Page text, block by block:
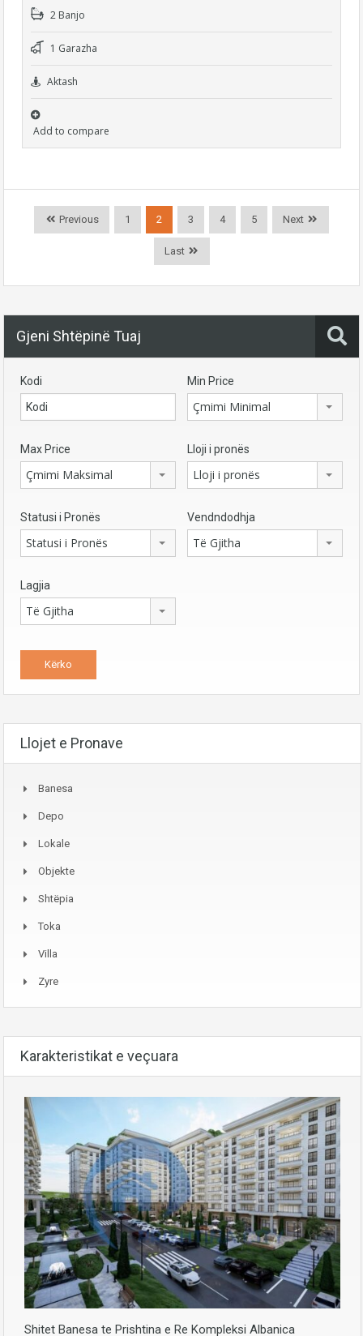
2 Banjo
1 Garazha
Aktash
Add to compare
Previous 1 2 3 4 5 Next
Last
Gjeni Shtëpinë Tuaj
Kodi Min Price
Çmimi Minimal
Max Price
Çmimi Maksimal
Lloji i pronës
Lloji i pronës
Statusi i Pronës
Statusi i Pronës
Vendndodhja
Të Gjitha
Lagjia
Të Gjitha
Llojet e Pronave
Banesa
Depo
Lokale
Objekte
Shtëpia
Toka
Villa
Zyre
Karakteristikat e veçuara
Shitet Banesa te Prishtina e Re Kompleksi Albanica